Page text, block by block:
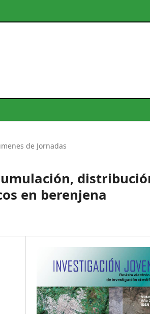
de Jornadas
en berenjena